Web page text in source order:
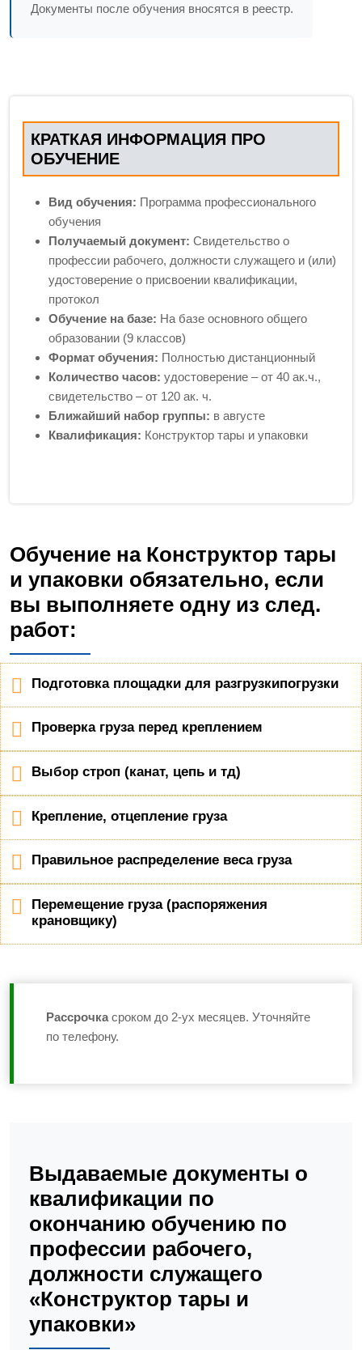
Документы после обучения вносятся в реестр.
КРАТКАЯ ИНФОРМАЦИЯ ПРО
ОБУЧЕНИЕ
Вид обучения: Программа профессионального
обучения
Получаемый документ: Свидетельство о
профессии рабочего, должности служащего и (или)
удостоверение о присвоении квалификации,
протокол
Обучение на базе: На базе основного общего
образовании (9 классов)
Формат обучения: Полностью дистанционный
Количество часов: удостоверение – от 40 ак.ч.,
свидетельство – от 120 ак. ч.
Ближайший набор группы: в августе
Квалификация: Конструктор тары и упаковки
Обучение на Конструктор тары
и упаковки обязательно, если
вы выполняете одну из след.
работ:
Подготовка площадки для разгрузкипогрузки
Проверка груза перед креплением
Выбор строп (канат, цепь и тд)
Крепление, отцепление груза
Правильное распределение веса груза
Перемещение груза (распоряжения
крановщику)
Рассрочка сроком до 2-ух месяцев. Уточняйте
по телефону.
Выдаваемые документы о
квалификации по
окончанию обучению по
профессии рабочего,
должности служащего
«Конструктор тары и
упаковки»